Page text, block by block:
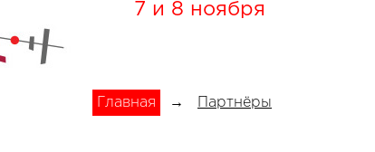
7 и 8 ноября
Главная → Партнёры